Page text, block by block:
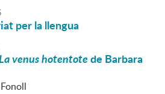
per la llengua
venus hotentotede Barbara